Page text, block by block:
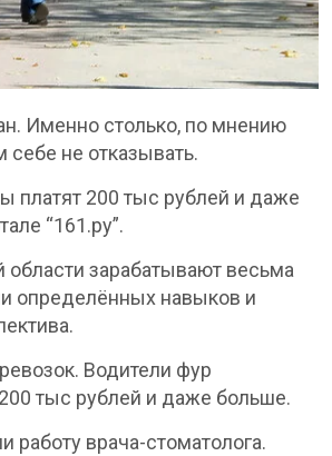
Именно столько, по мнению
себе не отказывать.
платят 200 тыс рублей и даже
“161.ру”.
зарабатывают весьма
определённых навыков и
Водители фур
тыс рублей и даже больше.
работу врача-стоматолога.